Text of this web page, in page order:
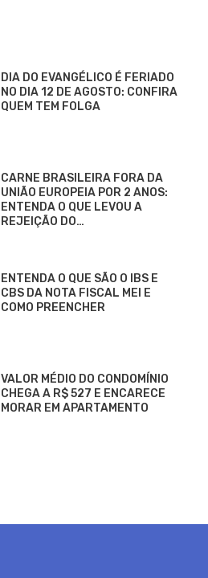
DIA DO EVANGÉLICO É FERIADO
NO DIA 12 DE AGOSTO: CONFIRA
QUEM TEM FOLGA
CARNE BRASILEIRA FORA DA
UNIÃO EUROPEIA POR 2 ANOS:
ENTENDA O QUE LEVOU A
REJEIÇÃO DO…
ENTENDA O QUE SÃO O IBS E
CBS DA NOTA FISCAL MEI E
COMO PREENCHER
VALOR MÉDIO DO CONDOMÍNIO
CHEGA A R$ 527 E ENCARECE
MORAR EM APARTAMENTO